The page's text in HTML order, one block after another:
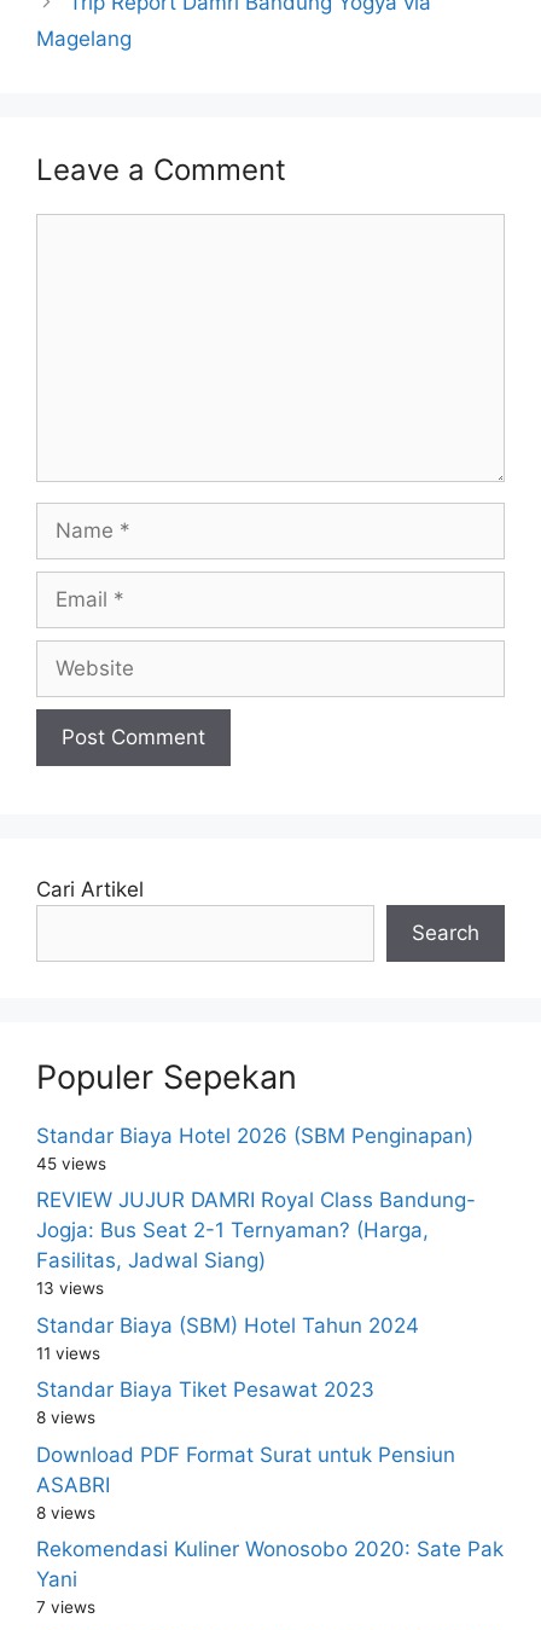
Magelang
Leave a Comment
Cari Artikel
Search
Populer Sepekan
Standar Biaya Hotel 2026 (SBM Penginapan)
45 views
REVIEW JUJUR DAMRI Royal Class Bandung-
Jogja: Bus Seat 2-1 Ternyaman? (Harga,
Fasilitas, Jadwal Siang)
13 views
Standar Biaya (SBM) Hotel Tahun 2024
11 views
Standar Biaya Tiket Pesawat 2023
8 views
Download PDF Format Surat untuk Pensiun
ASABRI
8 views
Rekomendasi Kuliner Wonosobo 2020: Sate Pak
Yani
7 views